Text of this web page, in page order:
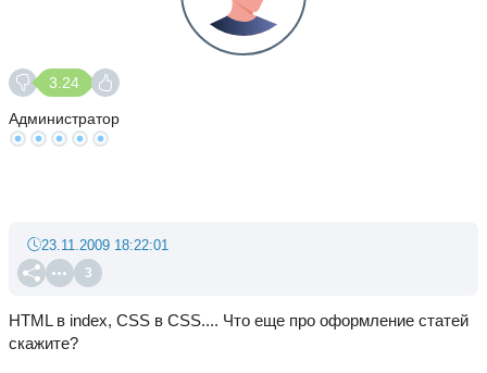
3.24
Администратор
3
23.11.2009 18:22:01
HTML в index, CSS в CSS.... Что еще про оформление статей
скажите?